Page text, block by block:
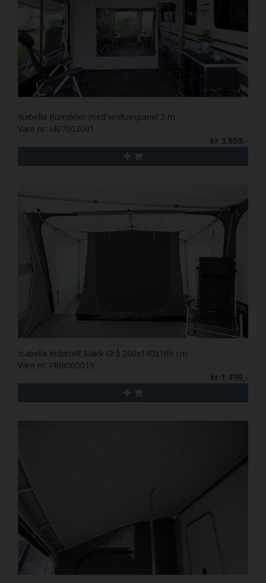
Isabella Rumdeler med vinduespanel 3 m
Vare nr. I407003001
kr 3.899,-
Isabella Indertelt Mørk Grå 200x140x165 cm
Vare nr. I408000015
kr 1.499,-